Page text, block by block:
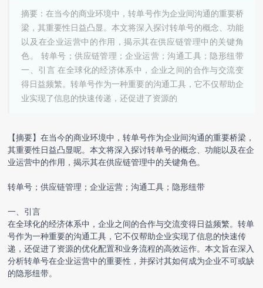
摘要：在当今的商业环境中，转单号作为企业间沟通的重要桥
梁，其重要性日益凸显。本文将深入探讨转单号的概念、功能
以及在企业运营中的作用，揭示其在供应链管理中的关键角
色。 转单号；供应链管理；企业运营；沟通工具；隐形纽带
一、引言 在全球化的经济体系中，企业之间的合作与交流变
得日益频繁。转单号作为一种重要的沟通工具，它不仅帮助企
业实现了信息的快速传递，还促进了资源的
【摘要】在当今的商业环境中，转单号作为企业间沟通的重要桥梁，
其重要性日益凸显呢。本文将深入探讨转单号的概念、功能以及在企
业运营中的作用，揭示其在供应链管理中的关键角色。
转单号；供应链管理；企业运营；沟通工具；隐形纽带
一、引言
在全球化的经济体系中，企业之间的合作与交流变得日益频繁。转单
号作为一种重要的沟通工具，它不仅帮助企业实现了信息的快速传
递，还促进了资源的优化配置和业务流程的高效运作。本文旨在深入
分析转单号在企业运营中的重要性，并探讨其如何成为企业不可或缺
的隐形纽带。